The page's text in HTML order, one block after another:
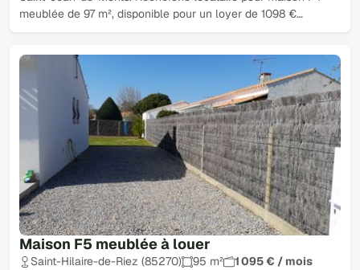
meublée de 97 m², disponible pour un loyer de 1098 €…
Maison F5 meublée à louer
Saint-Hilaire-de-Riez (85270) 95 m²
1 095 € / mois